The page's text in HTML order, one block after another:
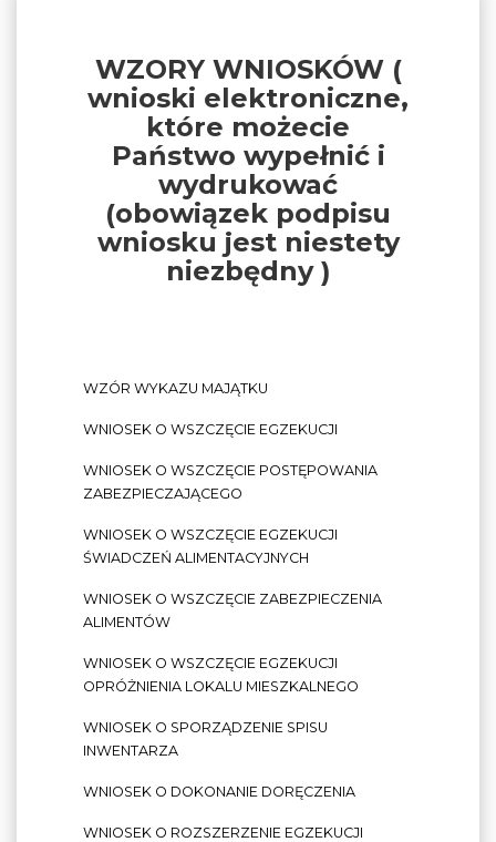
WZORY WNIOSKÓW (
wnioski elektroniczne,
które możecie
Państwo wypełnić i
wydrukować
(obowiązek podpisu
wniosku jest niestety
niezbędny )
WZÓR WYKAZU MAJĄTKU
WNIOSEK O WSZCZĘCIE EGZEKUCJI
WNIOSEK O WSZCZĘCIE POSTĘPOWANIA
ZABEZPIECZAJĄCEGO
WNIOSEK O WSZCZĘCIE EGZEKUCJI
ŚWIADCZEŃ ALIMENTACYJNYCH
WNIOSEK O WSZCZĘCIE ZABEZPIECZENIA
ALIMENTÓW
WNIOSEK O WSZCZĘCIE EGZEKUCJI
OPRÓŻNIENIA LOKALU MIESZKALNEGO
WNIOSEK O SPORZĄDZENIE SPISU
INWENTARZA
WNIOSEK O DOKONANIE DORĘCZENIA
WNIOSEK O ROZSZERZENIE EGZEKUCJI